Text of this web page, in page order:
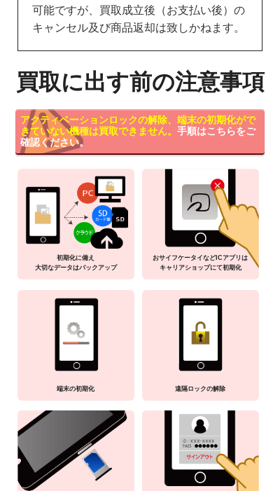
可能ですが、買取成立後（お支払い後）の
キャンセル及び商品返却は致しかねます。
買取に出す前の注意事項
アクティベーションロックの解除、端末の初期化がで
きていない機種は買取できません。 手順はこちらをご
確認ください。
初期化に備え
大切なデータはバックアップ
おサイフケータイなどICアプリは
キャリアショップにて初期化
端末の初期化 遠隔ロックの解除